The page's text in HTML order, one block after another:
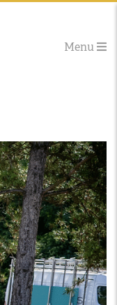
Menu